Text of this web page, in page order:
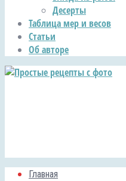
Десерты
Таблица мер и весов
Статьи
Об авторе
Главная